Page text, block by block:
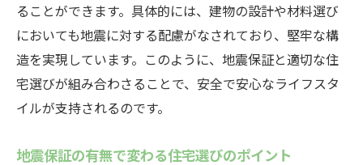
ることができます。具体的には、建物の設計や材料選び
においても地震に対する配慮がなされており、堅牢な構
造を実現しています。このように、地震保証と適切な住
宅選びが組み合わさることで、安全で安心なライフスタ
イルが支持されるのです。
地震保証の有無で変わる住宅選びのポイント